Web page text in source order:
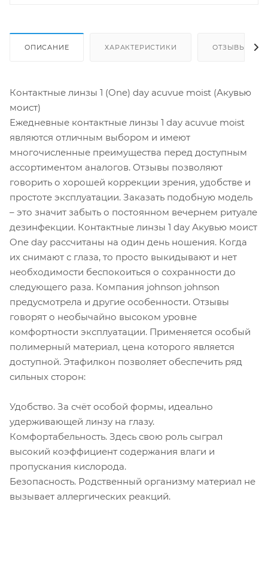
ОПИСАНИЕ ХАРАКТЕРИСТИКИ ОТЗЫВЫ
Контактные линзы 1 (One) day acuvue moist (Акувью
моист)
Ежедневные контактные линзы 1 day acuvue moist
являются отличным выбором и имеют
многочисленные преимущества перед доступным
ассортиментом аналогов. Отзывы позволяют
говорить о хорошей коррекции зрения, удобстве и
простоте эксплуатации. Заказать подобную модель
– это значит забыть о постоянном вечернем ритуале
дезинфекции. Контактные линзы 1 day Акувью моист
One day рассчитаны на один день ношения. Когда
их снимают с глаза, то просто выкидывают и нет
необходимости беспокоиться о сохранности до
следующего раза. Компания johnson johnson
предусмотрела и другие особенности. Отзывы
говорят о необычайно высоком уровне
комфортности эксплуатации. Применяется особый
полимерный материал, цена которого является
доступной. Этафилкон позволяет обеспечить ряд
сильных сторон:
Удобство. За счёт особой формы, идеально
удерживающей линзу на глазу.
Комфортабельность. Здесь свою роль сыграл
высокий коэффициент содержания влаги и
пропускания кислорода.
Безопасность. Родственный организму материал не
вызывает аллергических реакций.